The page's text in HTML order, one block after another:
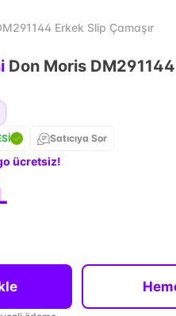
Erkek Slip Çamaşır
Don Moris
Satıcıya Sor
ücretsiz!